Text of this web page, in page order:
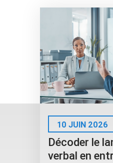
10 JUIN 2026
Décoder le
verbal en